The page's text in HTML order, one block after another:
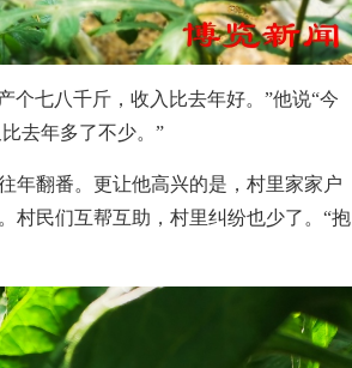
七八千斤，收入比去年好。”他说“今
去年多了不少。”
翻番。更让他高兴的是，村里家家户
村民们互帮互助，村里纠纷也少了。“抱